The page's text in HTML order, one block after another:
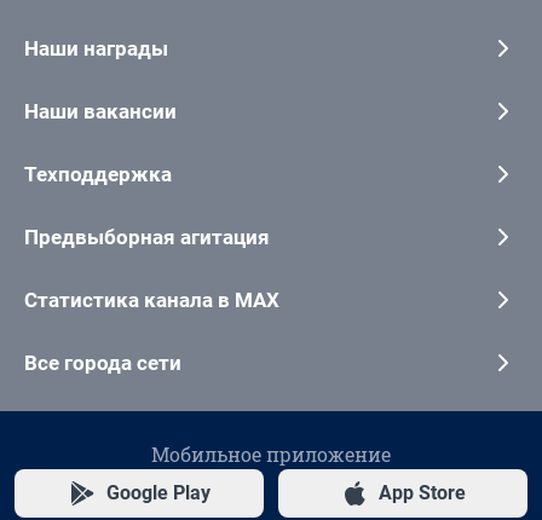
Наши награды
Наши вакансии
Техподдержка
Предвыборная агитация
Статистика канала в MAX
Все города сети
Мобильное приложение
Google Play App Store